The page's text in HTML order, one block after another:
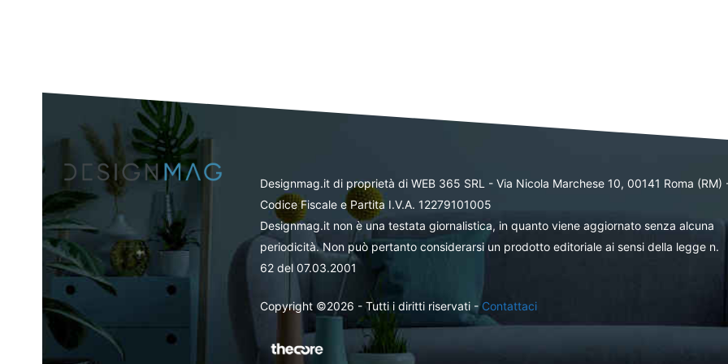
Designmag.it di proprietà di WEB 365 SRL - Via Nicola Marchese 10, 00141 Roma (RM)
Codice Fiscale e Partita I.V.A. 12279101005
Designmag.it non è una testata giornalistica, in quanto viene aggiornato senza alcuna
periodicità. Non può pertanto considerarsi un prodotto editoriale ai sensi della legge n.
62 del 07.03.2001
Copyright ©2026 - Tutti i diritti riservati -Contattaci